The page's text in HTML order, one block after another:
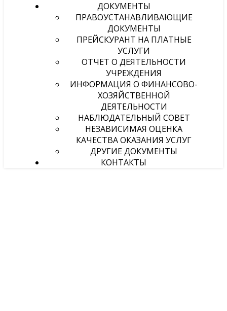
ДОКУМЕНТЫ
ПРАВОУСТАНАВЛИВАЮЩИЕ
ДОКУМЕНТЫ
ПРЕЙСКУРАНТ НА ПЛАТНЫЕ
УСЛУГИ
ОТЧЕТ О ДЕЯТЕЛЬНОСТИ
УЧРЕЖДЕНИЯ
ИНФОРМАЦИЯ О ФИНАНСОВО-
ХОЗЯЙСТВЕННОЙ
ДЕЯТЕЛЬНОСТИ
НАБЛЮДАТЕЛЬНЫЙ СОВЕТ
НЕЗАВИСИМАЯ ОЦЕНКА
КАЧЕСТВА ОКАЗАНИЯ УСЛУГ
ДРУГИЕ ДОКУМЕНТЫ
КОНТАКТЫ